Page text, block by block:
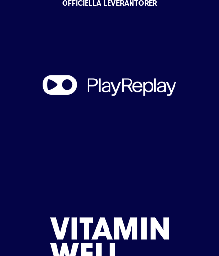
OFFICIELLA LEVERANTÖRER